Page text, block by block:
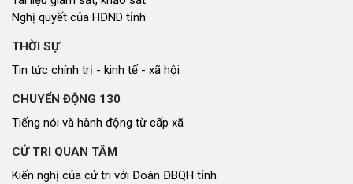
Nghị quyết của HĐND tỉnh
THỜI SỰ
Tin tức chính trị - kinh tế - xã hội
CHUYỂN ĐỘNG 130
Tiếng nói và hành động từ cấp xã
CỬ TRI QUAN TÂM
Kiến nghị của cử tri với Đoàn ĐBQH tỉnh